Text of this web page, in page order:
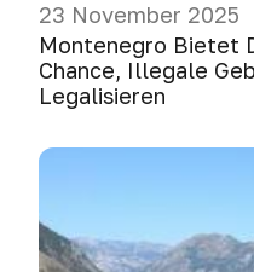
23 November 2025
Montenegro Bietet
Chance, Illegale
Legalisieren